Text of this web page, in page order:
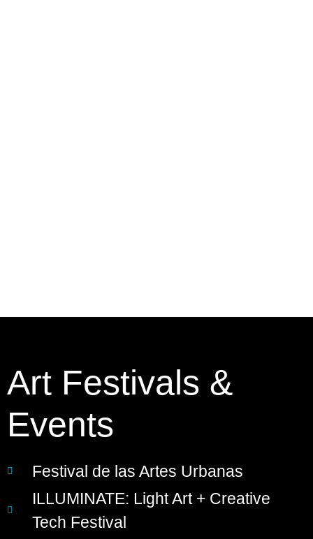
Art Festivals &
Events
Festival de las Artes Urbanas
ILLUMINATE: Light Art + Creative
Tech Festival